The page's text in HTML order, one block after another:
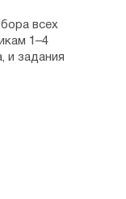
всех
1–4
и задания
ребёнок